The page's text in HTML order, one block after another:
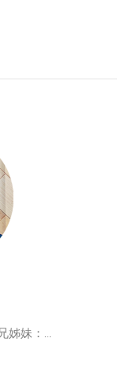
姊妹：...